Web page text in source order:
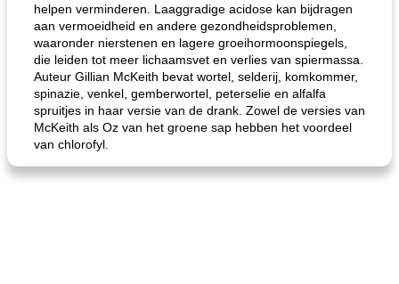
helpen verminderen. Laaggradige acidose kan bijdragen
aan vermoeidheid en andere gezondheidsproblemen,
waaronder nierstenen en lagere groeihormoonspiegels,
die leiden tot meer lichaamsvet en verlies van spiermassa.
Auteur Gillian McKeith bevat wortel, selderij, komkommer,
spinazie, venkel, gemberwortel, peterselie en alfalfa
spruitjes in haar versie van de drank. Zowel de versies van
McKeith als Oz van het groene sap hebben het voordeel
van chlorofyl.